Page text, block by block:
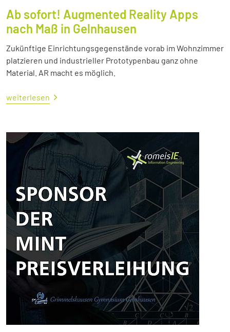
Ab sofort! Augmented Reality Apps
nach Maß in Gelnhausen
Zukünftige Einrichtungsgegenstände vorab im Wohnzimmer
platzieren und industrieller Prototypenbau ganz ohne
Material. AR macht es möglich.
weiterlesen